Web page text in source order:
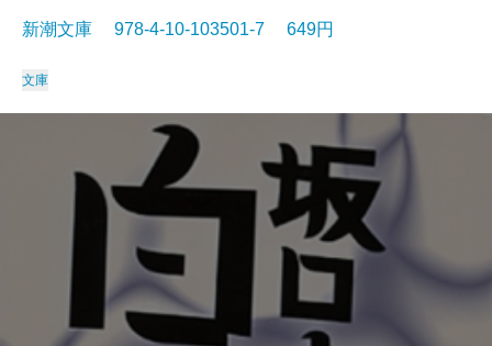
新潮文庫 978-4-10-103501-7 649円
文庫